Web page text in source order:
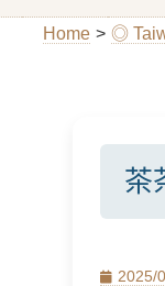
Home > ◎
茶
Posted
2025/